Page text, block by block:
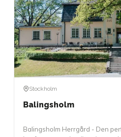
Stockholm
Balingsholm
Balingsholm Herrgård - Den